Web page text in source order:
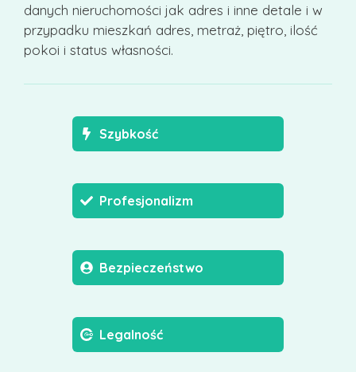
danych nieruchomości jak adres i inne detale i w
przypadku mieszkań adres, metraż, piętro, ilość
pokoi i status własności.
Szybkość
Profesjonalizm
Bezpieczeństwo
Legalność